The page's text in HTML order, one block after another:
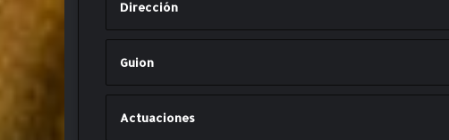
Dirección
Guion
Actuaciones